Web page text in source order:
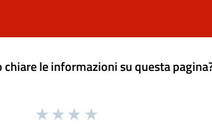
chiare le informazioni su questa